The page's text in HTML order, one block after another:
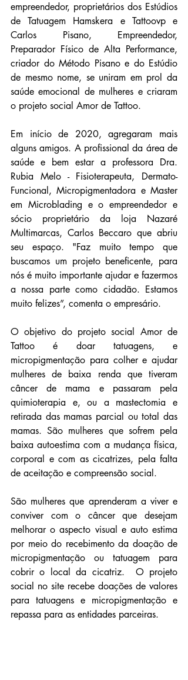
empreendedor, proprietários dos Estúdios
de Tatuagem Hamskera e Tattoovp e
Carlos Pisano, Empreendedor,
Preparador Físico de Alta Performance,
criador do Método Pisano e do Estúdio
de mesmo nome, se uniram em prol da
saúde emocional de mulheres e criaram
o projeto social Amor de Tattoo.
Em início de 2020, agregaram mais
alguns amigos. A profissional da área de
saúde e bem estar a professora Dra.
Rubia Melo - Fisioterapeuta, Dermato-
Funcional, Micropigmentadora e Master
em Microblading e o empreendedor e
sócio proprietário da loja Nazaré
Multimarcas, Carlos Beccaro que abriu
seu espaço. "Faz muito tempo que
buscamos um projeto beneficente, para
nós é muito importante ajudar e fazermos
a nossa parte como cidadão. Estamos
muito felizes”, comenta o empresário.
O objetivo do projeto social Amor de
Tattoo é doar tatuagens, e
micropigmentação para colher e ajudar
mulheres de baixa renda que tiveram
câncer de mama e passaram pela
quimioterapia e, ou a mastectomia e
retirada das mamas parcial ou total das
mamas. São mulheres que sofrem pela
baixa autoestima com a mudança física,
corporal e com as cicatrizes, pela falta
de aceitação e compreensão social.
São mulheres que aprenderam a viver e
conviver com o câncer que desejam
melhorar o aspecto visual e auto estima
por meio do recebimento da doação de
micropigmentação ou tatuagem para
cobrir o local da cicatriz.  O projeto
social no site recebe doações de valores
para tatuagens e micropigmentação e
repassa para as entidades parceiras.